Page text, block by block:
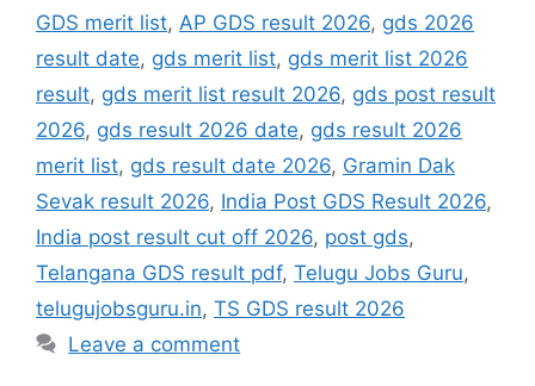
GDS merit list, AP GDS result 2026, gds 2026
result date, gds merit list, gds merit list 2026
result, gds merit list result 2026, gds post result
2026, gds result 2026 date, gds result 2026
merit list, gds result date 2026, Gramin Dak
Sevak result 2026, India Post GDS Result 2026,
India post result cut off 2026, post gds,
Telangana GDS result pdf, Telugu Jobs Guru,
telugujobsguru.in, TS GDS result 2026
Leave a comment